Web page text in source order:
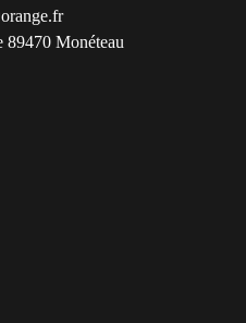
89470 Monéteau